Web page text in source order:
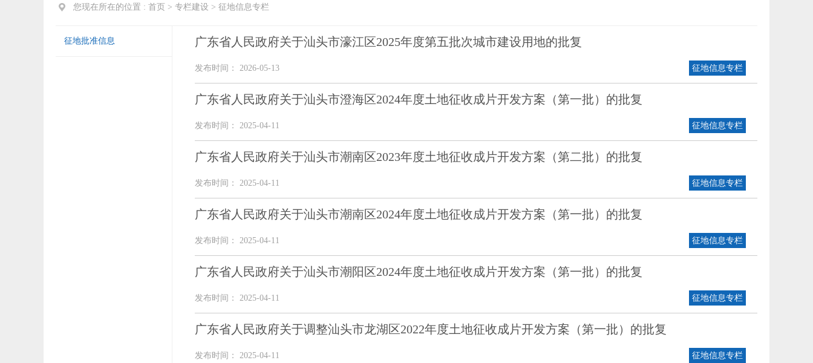
您现在所在的位置 : 首页 > 专栏建设 > 征地信息专栏
征地批准信息 广东省人民政府关于汕头市濠江区2025年度第五批次城市建设用地的批复
发布时间： 2026-05-13 征地信息专栏
广东省人民政府关于汕头市澄海区2024年度土地征收成片开发方案（第一批）的批复
发布时间： 2025-04-11 征地信息专栏
广东省人民政府关于汕头市潮南区2023年度土地征收成片开发方案（第二批）的批复
发布时间： 2025-04-11 征地信息专栏
广东省人民政府关于汕头市潮南区2024年度土地征收成片开发方案（第一批）的批复
发布时间： 2025-04-11 征地信息专栏
广东省人民政府关于汕头市潮阳区2024年度土地征收成片开发方案（第一批）的批复
发布时间： 2025-04-11 征地信息专栏
广东省人民政府关于调整汕头市龙湖区2022年度土地征收成片开发方案（第一批）的批复
发布时间： 2025-04-11 征地信息专栏